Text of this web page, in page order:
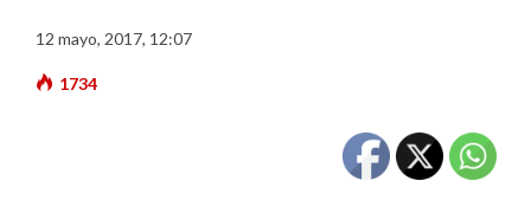
12 mayo, 2017, 12:07
1734